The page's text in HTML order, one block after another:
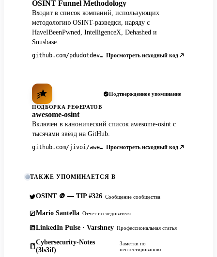
OSINT Funnel Methodology
Входит в список компаний, использующих
методологию OSINT-разведки, наряду с
HaveIBeenPwned, IntelligenceX, Dehashed и
Snusbase.
github.com/pdudotdev/ofm Просмотреть исходный код
Подтвержденное упоминание
ПОДБОРКА РЕФЕРАТОВ
awesome-osint
Включен в канонический список awesome-osint с
тысячами звёзд на GitHub.
github.com/jivoi/awesome-osint Просмотреть исходный код
ТАКЖЕ УПОМИНАЕТСЯ В
OSINT 🪙 — TIP #326 Сообщение сообщества
Mario Santella Отчет исследователя
LinkedIn Pulse · Varshney Профессиональная статья
Cybersecurity-Notes
(3ls3if)
Заметки по
пентестированию